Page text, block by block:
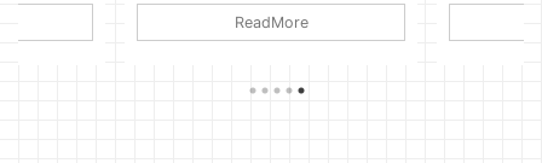
つけるか」
できた。 けれど、そこから先がなか
なか伸びない。
ReadMore
ます。 「思